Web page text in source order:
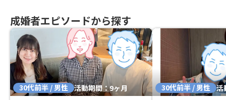
成婚者エピソードから探す
30代前半 / 男性
活動期間：9ヶ月
30代前半 / 男性
活